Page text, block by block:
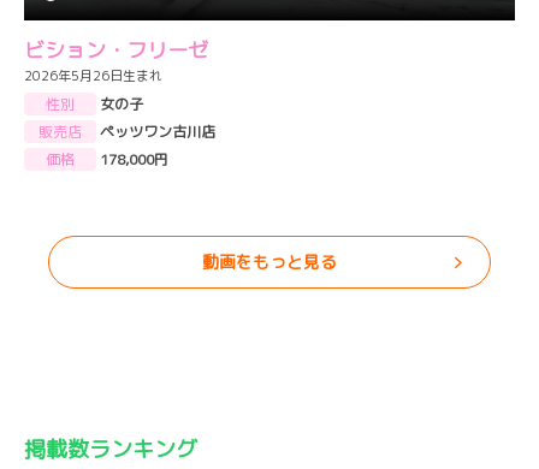
ビション・フリーゼ
2026年5月26日生まれ
性別
女の子
販売店
ペッツワン古川店
価格
178,000円
動画をもっと見る
掲載数ランキング